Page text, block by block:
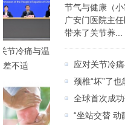
节冷痛与温
差不适
节气与健康（
广安门医院主
带来了关节养...
应对关节冷
颈椎“坏”了
全球首次成
“坐站交替 动